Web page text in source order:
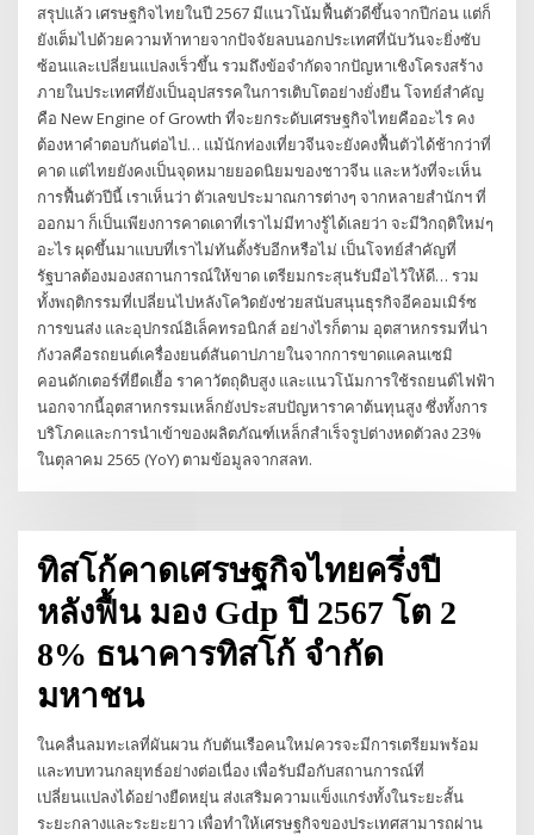
สรุปแล้ว เศรษฐกิจไทยในปี 2567 มีแนวโน้มฟื้นตัวดีขึ้นจากปีก่อน แต่ก็
ยังเต็มไปด้วยความท้าทายจากปัจจัยลบนอกประเทศที่นับวันจะยิ่งซับ
ซ้อนและเปลี่ยนแปลงเร็วขึ้น รวมถึงข้อจำกัดจากปัญหาเชิงโครงสร้าง
ภายในประเทศที่ยังเป็นอุปสรรคในการเติบโตอย่างยั่งยืน โจทย์สำคัญ
คือ New Engine of Growth ที่จะยกระดับเศรษฐกิจไทยคืออะไร คง
ต้องหาคำตอบกันต่อไป… แม้นักท่องเที่ยวจีนจะยังคงฟื้นตัวได้ช้ากว่าที่
คาด แต่ไทยยังคงเป็นจุดหมายยอดนิยมของชาวจีน และหวังที่จะเห็น
การฟื้นตัวปีนี้ เราเห็นว่า ตัวเลขประมาณการต่างๆ จากหลายสำนักฯ ที่
ออกมา ก็เป็นเพียงการคาดเดาที่เราไม่มีทางรู้ได้เลยว่า จะมีวิกฤติใหม่ๆ
อะไร ผุดขึ้นมาแบบที่เราไม่ทันตั้งรับอีกหรือไม่ เป็นโจทย์สำคัญที่
รัฐบาลต้องมองสถานการณ์ให้ขาด เตรียมกระสุนรับมือไว้ให้ดี… รวม
ทั้งพฤติกรรมที่เปลี่ยนไปหลังโควิดยังช่วยสนับสนุนธุรกิจอีคอมเมิร์ซ
การขนส่ง และอุปกรณ์อิเล็คทรอนิกส์ อย่างไรก็ตาม อุตสาหกรรมที่น่า
กังวลคือรถยนต์เครื่องยนต์สันดาปภายในจากการขาดแคลนเซมิ
คอนดักเตอร์ที่ยืดเยื้อ ราคาวัตถุดิบสูง และแนวโน้มการใช้รถยนต์ไฟฟ้า
นอกจากนี้อุตสาหกรรมเหล็กยังประสบปัญหาราคาต้นทุนสูง ซึ่งทั้งการ
บริโภคและการนำเข้าของผลิตภัณฑ์เหล็กสำเร็จรูปต่างหดตัวลง 23%
ในตุลาคม 2565 (YoY) ตามข้อมูลจากสลท.
ทิสโก้คาดเศรษฐกิจไทยครึ่งปี
หลังฟื้น มอง Gdp ปี 2567 โต 2
8% ธนาคารทิสโก้ จำกัด
มหาชน
ในคลื่นลมทะเลที่ผันผวน กับตันเรือคนใหม่ควรจะมีการเตรียมพร้อม
และทบทวนกลยุทธ์อย่างต่อเนื่อง เพื่อรับมือกับสถานการณ์ที่
เปลี่ยนแปลงได้อย่างยืดหยุ่น ส่งเสริมความแข็งแกร่งทั้งในระยะสั้น
ระยะกลางและระยะยาว เพื่อทำให้เศรษฐกิจของประเทศสามารถผ่าน